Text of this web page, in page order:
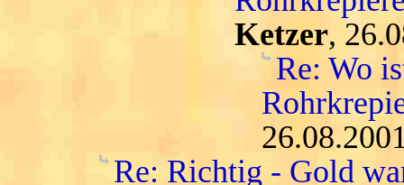
Ketzer,
Re: Wo
Re: Richtig - Gold